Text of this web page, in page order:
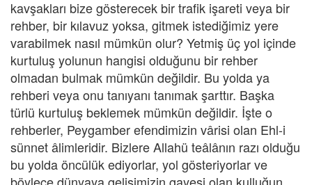
kavşakları bize gösterecek bir trafik işareti veya bir
rehber, bir kılavuz yoksa, gitmek istediğimiz yere
varabilmek nasıl mümkün olur? Yetmiş üç yol içinde
kurtuluş yolunun hangisi olduğunu bir rehber
olmadan bulmak mümkün değildir. Bu yolda ya
rehberi veya onu tanıyanı tanımak şarttır. Başka
türlü kurtuluş beklemek mümkün değildir. İşte o
rehberler, Peygamber efendimizin vârisi olan Ehl-i
sünnet âlimleridir. Bizlere Allahü teâlânın razı olduğu
bu yolda öncülük ediyorlar, yol gösteriyorlar ve